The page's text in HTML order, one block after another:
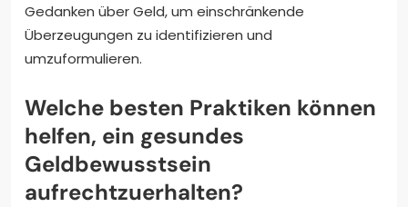
Gedanken über Geld, um einschränkende
Überzeugungen zu identifizieren und
umzuformulieren.
Welche besten Praktiken können
helfen, ein gesundes
Geldbewusstsein
aufrechtzuerhalten?